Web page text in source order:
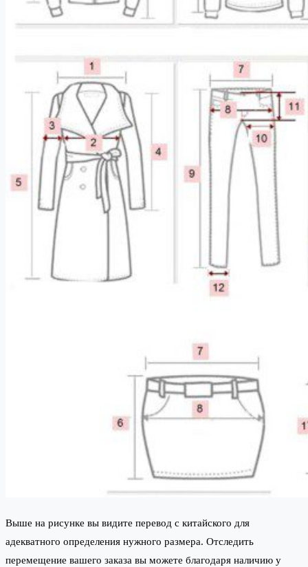
Выше на рисунке вы видите перевод с китайского для
адекватного определения нужного размера. Отследить
перемещение вашего заказа вы можете благодаря наличию у